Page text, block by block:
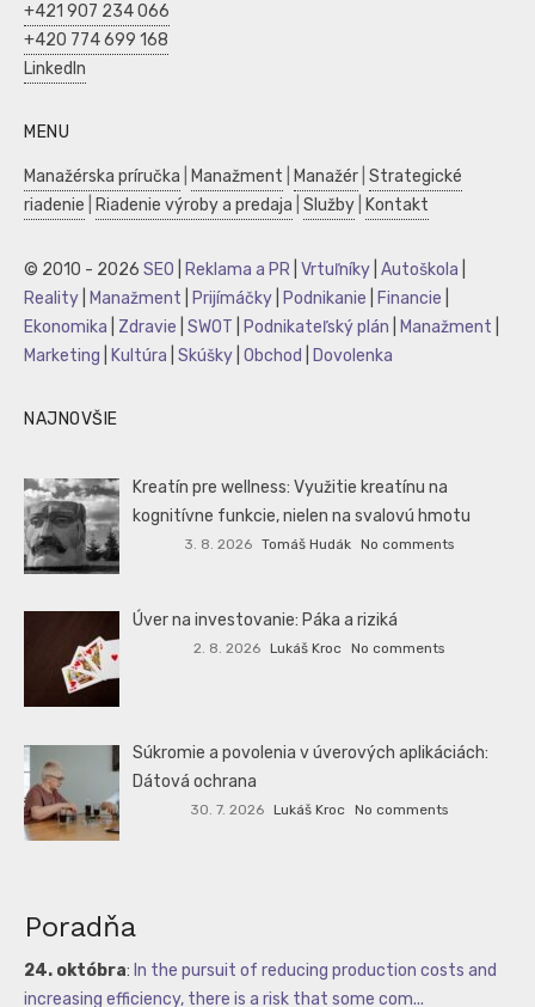
+421 907 234 066
+420 774 699 168
LinkedIn
MENU
Manažérska príručka Manažment Manažér Strategické
riadenie
Riadenie výroby a predaja Služby Kontakt
© 2010 - 2026 SEO Reklama a PR Vrtuľníky Autoškola
Reality
Manažment Prijímáčky Podnikanie Financie
Ekonomika
Zdravie SWOT Podnikateľský plán Manažment
Marketing
Kultúra Skúšky Obchod Dovolenka
NAJNOVŠIE
Kreatín pre wellness: Využitie kreatínu na
kognitívne funkcie, nielen na svalovú hmotu
3. 8. 2026 Tomáš Hudák No comments
Úver na investovanie: Páka a riziká
2. 8. 2026 Lukáš Kroc No comments
Súkromie a povolenia v úverových aplikáciách:
Dátová ochrana
30. 7. 2026 Lukáš Kroc No comments
Poradňa
24. októbra: In the pursuit of reducing production costs and
increasing efficiency, there is a risk that some com...